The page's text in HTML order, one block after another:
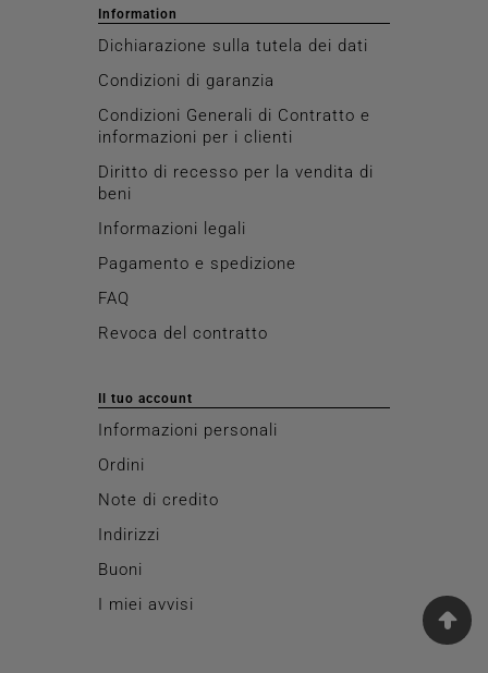
Information
Dichiarazione sulla tutela dei dati
Condizioni di garanzia
Condizioni Generali di Contratto e
informazioni per i clienti
Diritto di recesso per la vendita di
beni
Informazioni legali
Pagamento e spedizione
FAQ
Revoca del contratto
Il tuo account
Informazioni personali
Ordini
Note di credito
Indirizzi
Buoni
I miei avvisi